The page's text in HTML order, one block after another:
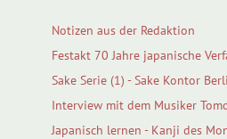
Notizen aus der Redaktion
Festakt 70 Jahre japanische
Sake Serie (1) - Sake Kontor
Interview mit dem Musiker
Japanisch lernen - Kanji des